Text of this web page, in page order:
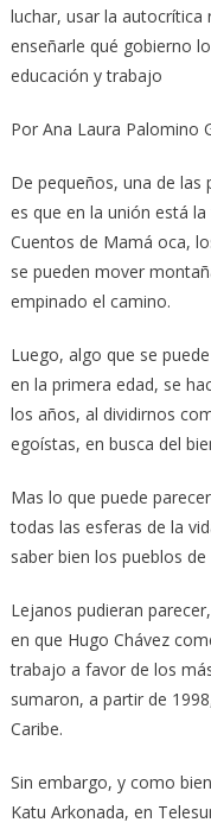
luchar, usar la autocrítica
enseñarle qué gobierno
educación y trabajo
Por Ana Laura Palomino
De pequeños, una de
es que en la unión está
Cuentos de Mamá oca,
se pueden mover
empinado el camino.
Luego, algo que se
en la primera edad, se
los años, al dividirnos
egoístas, en busca del
Mas lo que puede
todas las esferas de la
saber bien los pueblos
Lejanos pudieran
en que Hugo Chávez
trabajo a favor de los
sumaron, a partir de
Caribe.
Sin embargo, y como
Katu Arkonada, en